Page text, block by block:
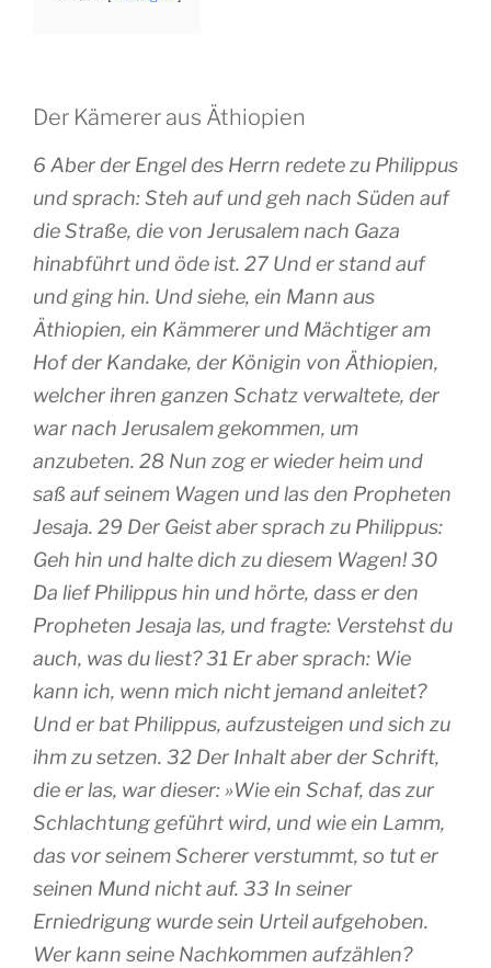
Der Kämerer aus Äthiopien
6 Aber der Engel des Herrn redete zu Philippus
und sprach: Steh auf und geh nach Süden auf
die Straße, die von Jerusalem nach Gaza
hinabführt und öde ist. 27 Und er stand auf
und ging hin. Und siehe, ein Mann aus
Äthiopien, ein Kämmerer und Mächtiger am
Hof der Kandake, der Königin von Äthiopien,
welcher ihren ganzen Schatz verwaltete, der
war nach Jerusalem gekommen, um
anzubeten. 28 Nun zog er wieder heim und
saß auf seinem Wagen und las den Propheten
Jesaja. 29 Der Geist aber sprach zu Philippus:
Geh hin und halte dich zu diesem Wagen! 30
Da lief Philippus hin und hörte, dass er den
Propheten Jesaja las, und fragte: Verstehst du
auch, was du liest? 31 Er aber sprach: Wie
kann ich, wenn mich nicht jemand anleitet?
Und er bat Philippus, aufzusteigen und sich zu
ihm zu setzen. 32 Der Inhalt aber der Schrift,
die er las, war dieser: »Wie ein Schaf, das zur
Schlachtung geführt wird, und wie ein Lamm,
das vor seinem Scherer verstummt, so tut er
seinen Mund nicht auf. 33 In seiner
Erniedrigung wurde sein Urteil aufgehoben.
Wer kann seine Nachkommen aufzählen?